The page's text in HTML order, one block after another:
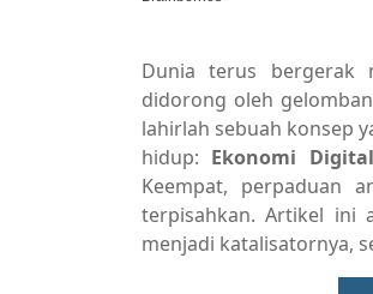
Dunia terus bergerak
didorong oleh
lahirlah sebuah konsep
hidup: Ekonomi Digital
Keempat, perpaduan
terpisahkan. Artikel ini
menjadi katalisatornya,